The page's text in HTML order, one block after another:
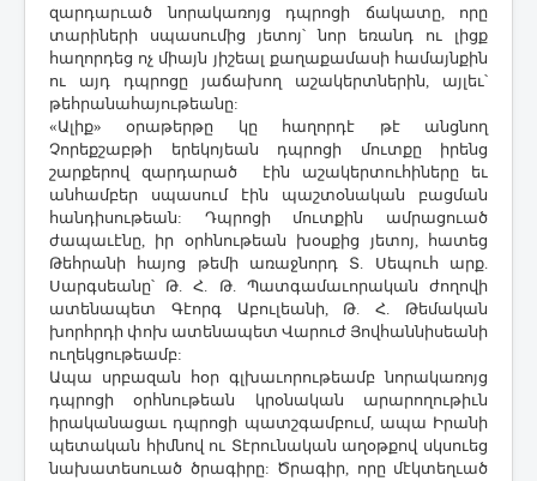
զարդարւած նորակառոյց դպրոցի ճակատը, որը
տարիների սպասումից յետոյ՝ նոր եռանդ ու լիցք
հաղորդեց ոչ միայն յիշեալ քաղաքամասի համայնքին
ու այդ դպրոցը յաճախող աշակերտներին, այլեւ՝
թեհրանահայութեանը:
«Ալիք» օրաթերթը կը հաղորդէ թէ անցնող
Չորեքշաբթի երեկոյեան դպրոցի մուտքը իրենց
շարքերով զարդարած էին աշակերտուհիները եւ
անհամբեր սպասում էին պաշտօնական բացման
հանդիսութեան: Դպրոցի մուտքին ամրացուած
ժապաւէնը, իր օրհնութեան խօսքից յետոյ, հատեց
Թեհրանի հայոց թեմի առաջնորդ Տ. Սեպուհ արք.
Սարգսեանը՝ Թ. Հ. Թ. Պատգամաւորական ժողովի
ատենապետ Գէորգ Աբուլեանի, Թ. Հ. Թեմական
խորհրդի փոխ ատենապետ Վարուժ Յովհաննիսեանի
ուղեկցութեամբ:
Ապա սրբազան հօր գլխաւորութեամբ նորակառոյց
դպրոցի օրհնութեան կրօնական արարողութիւն
իրականացաւ դպրոցի պատշգամբում, ապա Իրանի
պետական հիմնով ու Տէրունական աղօթքով սկսուեց
նախատեսուած ծրագիրը: Ծրագիր, որը մէկտեղւած